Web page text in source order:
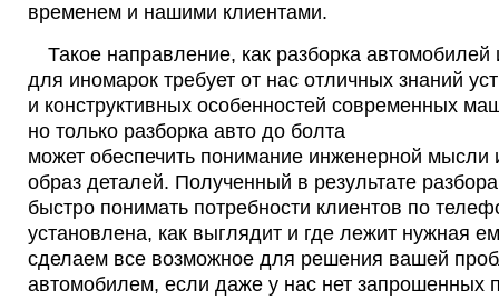
временем и нашими клиентами.
Такое направление, как разборка
для иномарок требует от нас отличных знаний
и конструктивных особенностей современных
но только разборка авто до болта
может обеспечить понимание инженерной мысли
образ деталей. Полученный в результате
быстро понимать потребности клиентов по
установлена, как выглядит и где лежит нужная
сделаем все возможное для решения вашей
автомобилем, если даже у нас нет запрошенных